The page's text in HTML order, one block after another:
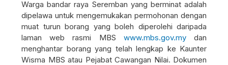
Warga bandar raya Seremban yang berminat adalah
dipelawa untuk mengemukakan permohonan dengan
muat turun borang yang boleh diperolehi daripada
laman web rasmi MBS www.mbs.gov.mydan
menghantar borang yang telah lengkap ke Kaunter
Wisma MBS atau Pejabat Cawangan Nilai. Dokumen